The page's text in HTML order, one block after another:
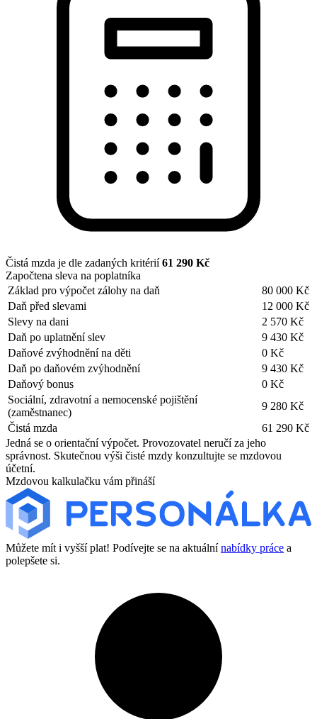
Čistá mzda je dle zadaných kritérií61 290 Kč
Započtena sleva na poplatníka
Základ pro výpočet zálohy na daň
80 000 Kč
Daň před slevami
12 000 Kč
Slevy na dani
2 570 Kč
Daň po uplatnění slev
9 430 Kč
Daňové zvýhodnění na děti
0 Kč
Daň po daňovém zvýhodnění
9 430 Kč
Daňový bonus
0 Kč
Sociální, zdravotní a nemocenské pojištění
(zaměstnanec)
9 280 Kč
Čistá mzda
61 290 Kč
Jedná se o orientační výpočet. Provozovatel neručí za jeho
správnost. Skutečnou výši čisté mzdy konzultujte se mzdovou
účetní.
Mzdovou kalkulačku vám přináší
Můžete mít i vyšší plat! Podívejte se na aktuálnínabídky práce a
polepšete si.